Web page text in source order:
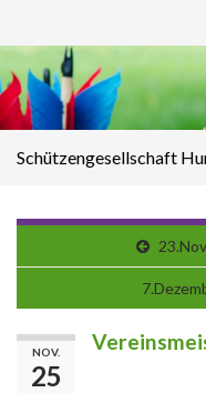
Search for:
Schützengesellschaft
NOV.
25